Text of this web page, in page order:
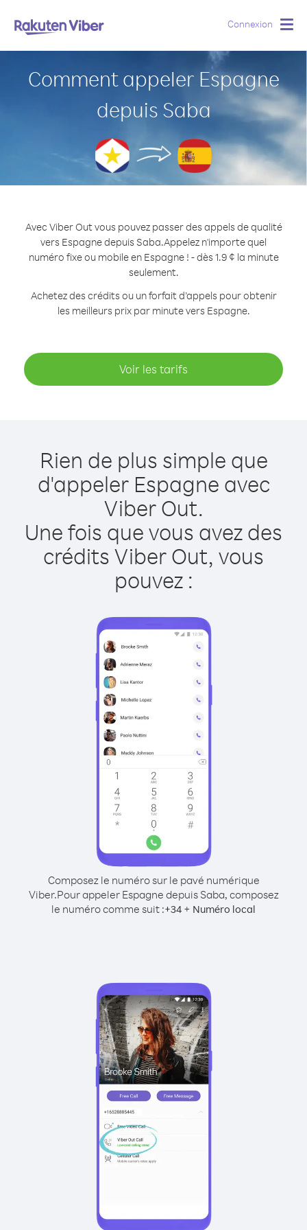
Connexion
Comment appeler Espagne
depuis Saba
Avec Viber Out vous pouvez passer des appels de qualité
vers Espagne depuis Saba.Appelez n'importe quel
numéro fixe ou mobile en Espagne ! - dès 1.9 ¢ la minute
seulement.
Achetez des crédits ou un forfait d’appels pour obtenir
les meilleurs prix par minute vers Espagne.
Voir les tarifs
Rien de plus simple que
d'appeler Espagne avec
Viber Out.
Une fois que vous avez des
crédits Viber Out, vous
pouvez :
Composez le numéro sur le pavé numérique
Viber.Pour appeler Espagne depuis Saba, composez
le numéro comme suit :+34 + Numéro local